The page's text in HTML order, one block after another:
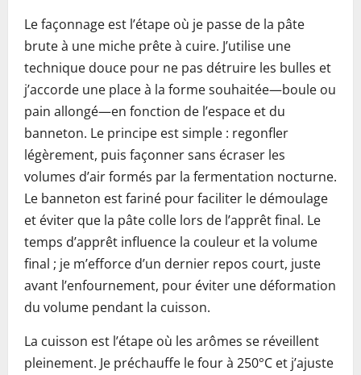
Le façonnage est l’étape où je passe de la pâte
brute à une miche prête à cuire. J’utilise une
technique douce pour ne pas détruire les bulles et
j’accorde une place à la forme souhaitée—boule ou
pain allongé—en fonction de l’espace et du
banneton. Le principe est simple : regonfler
légèrement, puis façonner sans écraser les
volumes d’air formés par la fermentation nocturne.
Le banneton est fariné pour faciliter le démoulage
et éviter que la pâte colle lors de l’apprêt final. Le
temps d’apprêt influence la couleur et la volume
final ; je m’efforce d’un dernier repos court, juste
avant l’enfournement, pour éviter une déformation
du volume pendant la cuisson.
La cuisson est l’étape où les arômes se réveillent
pleinement. Je préchauffe le four à 250°C et j’ajuste